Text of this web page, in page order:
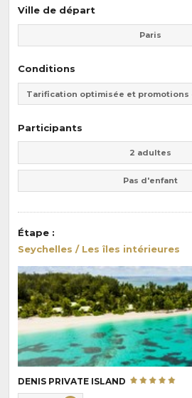
Ville de départ
Paris
Conditions
Tarification optimisée et promotions
Participants
2 adultes
Pas d'enfant
Étape :
Seychelles / Les îles intérieures
DENIS PRIVATE ISLAND